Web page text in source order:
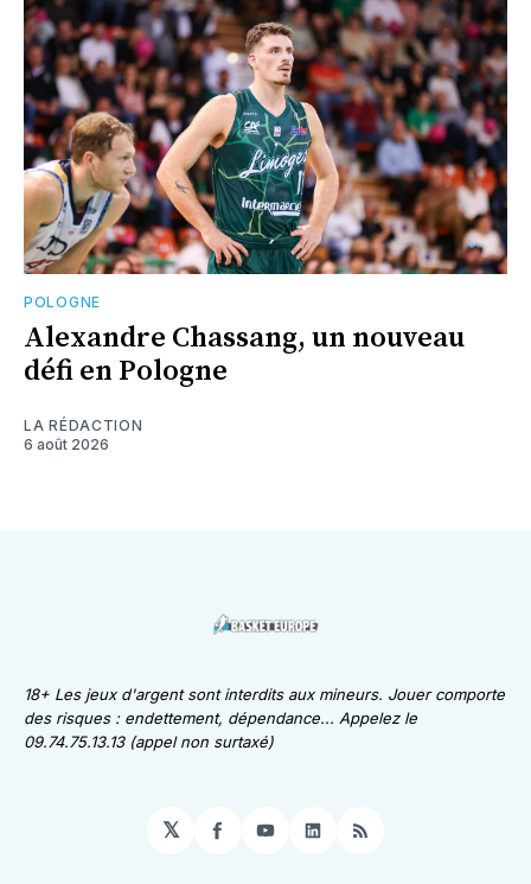
POLOGNE
Alexandre Chassang, un nouveau
défi en Pologne
LA RÉDACTION
6 août 2026
18+ Les jeux d'argent sont interdits aux mineurs. Jouer comporte
des risques : endettement, dépendance... Appelez le
09.74.75.13.13 (appel non surtaxé)
𝕏 Facebook
YouTube
LinkedIn
RSS